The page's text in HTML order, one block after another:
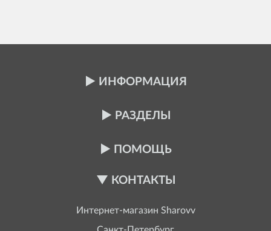
ИНФОРМАЦИЯ
РАЗДЕЛЫ
ПОМОЩЬ
КОНТАКТЫ
Интернет-магазин Sharovv